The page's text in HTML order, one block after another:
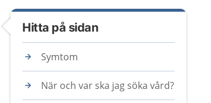
Hitta på sidan
Symtom
När och var ska jag söka vård?